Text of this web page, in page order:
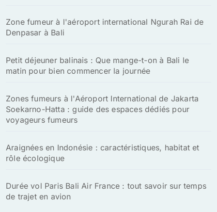
Zone fumeur à l'aéroport international Ngurah Rai de
Denpasar à Bali
Petit déjeuner balinais : Que mange-t-on à Bali le
matin pour bien commencer la journée
Zones fumeurs à l'Aéroport International de Jakarta
Soekarno-Hatta : guide des espaces dédiés pour
voyageurs fumeurs
Araignées en Indonésie : caractéristiques, habitat et
rôle écologique
Durée vol Paris Bali Air France : tout savoir sur temps
de trajet en avion